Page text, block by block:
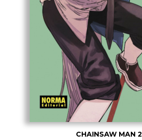
CHAINSAW MAN 2